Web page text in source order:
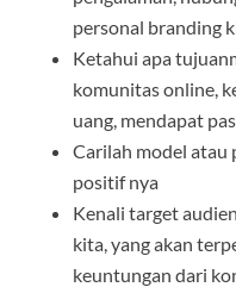
personal branding
Ketahui apa
komunitas online,
uang, mendapat
Carilah model atau
positif nya
Kenali target
kita, yang akan
keuntungan dari